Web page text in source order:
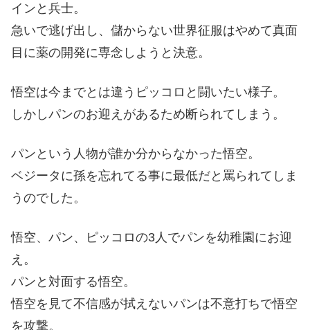
インと兵士。
急いで逃げ出し、儲からない世界征服はやめて真面
目に薬の開発に専念しようと決意。
悟空は今までとは違うピッコロと闘いたい様子。
しかしパンのお迎えがあるため断られてしまう。
パンという人物が誰か分からなかった悟空。
ベジータに孫を忘れてる事に最低だと罵られてしま
うのでした。
悟空、パン、ピッコロの3人でパンを幼稚園にお迎
え。
パンと対面する悟空。
悟空を見て不信感が拭えないパンは不意打ちで悟空
を攻撃。